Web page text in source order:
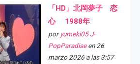
「HD」北岡夢子 恋
心 1988年
por yumeki05 J-
PopParadiseen 26
marzo 2026 a las 3:57